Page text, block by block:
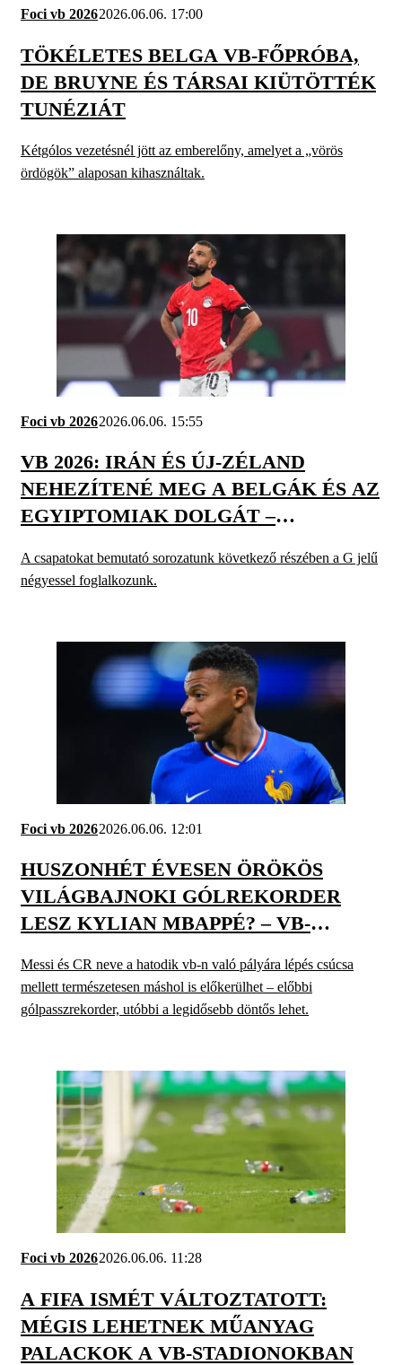
Foci vb 20262026.06.06. 17:00
TÖKÉLETES BELGA VB-FŐPRÓBA,
DE BRUYNE ÉS TÁRSAI KIÜTÖTTÉK
TUNÉZIÁT
Kétgólos vezetésnél jött az emberelőny, amelyet a „vörös
ördögök” alaposan kihasználtak.
Foci vb 20262026.06.06. 15:55
VB 2026: IRÁN ÉS ÚJ-ZÉLAND
NEHEZÍTENÉ MEG A BELGÁK ÉS AZ
EGYIPTOMIAK DOLGÁT –
A csapatokat bemutató sorozatunk következő részében a G jelű
négyessel foglalkozunk.
Foci vb 20262026.06.06. 12:01
HUSZONHÉT ÉVESEN ÖRÖKÖS
VILÁGBAJNOKI GÓLREKORDER
LESZ KYLIAN MBAPPÉ? – VB-
AMERIKÁBAN
Messi és CR neve a hatodik vb-n való pályára lépés csúcsa
mellett természetesen máshol is előkerülhet – előbbi
gólpasszrekorder, utóbbi a legidősebb döntős lehet.
Foci vb 20262026.06.06. 11:28
A FIFA ISMÉT VÁLTOZTATOTT:
MÉGIS LEHETNEK MŰANYAG
PALACKOK A VB-STADIONOKBAN